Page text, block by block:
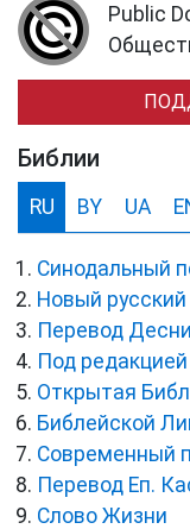
Public
Библии
RU BY UA
Синодальный
Новый
Перевод
Под
Открытая
Библейской
Cовременный
Перевод Еп.
Слово Жизни